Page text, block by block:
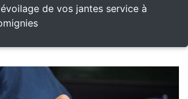
de vos jantes service à